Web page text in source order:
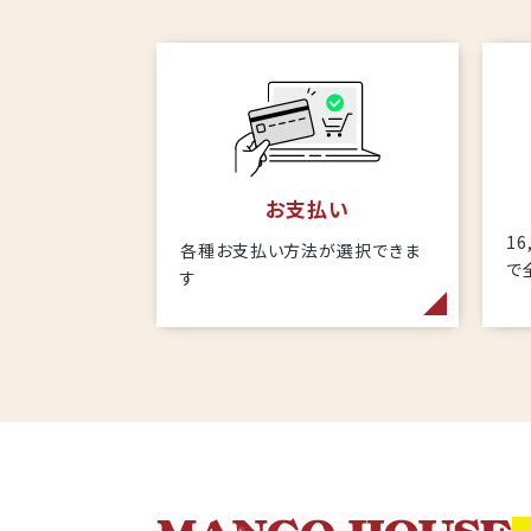
お支払い
各種お支払い方法が選択できま
す
で